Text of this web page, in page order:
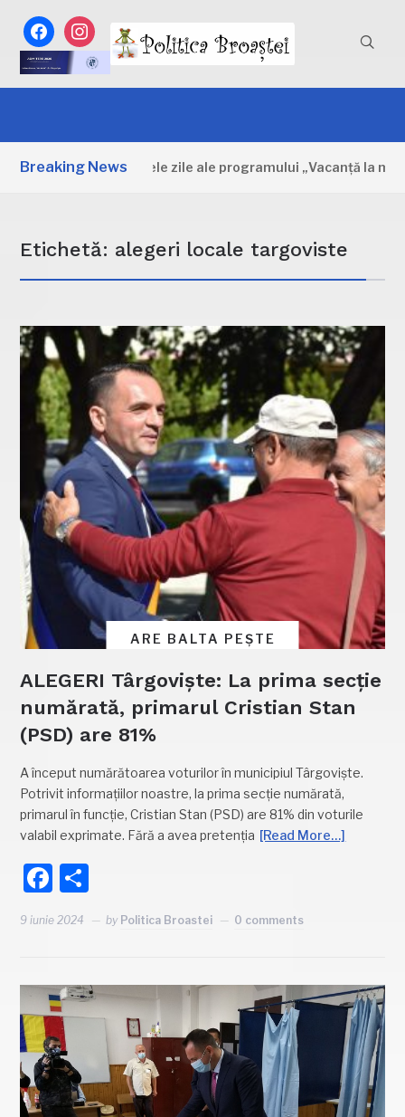
facebookinstagram
Breaking News
Dâmbovița: Primele zile ale programului „Vacanță la muzeu”
Etichetă: alegeri locale targoviste
ARE BALTA PEȘTE
ALEGERI Târgoviște: La prima secție
numărată, primarul Cristian Stan
(PSD) are 81%
A început numărătoarea voturilor în municipiul Târgoviște.
Potrivit informațiilor noastre, la prima secție numărată,
primarul în funcție, Cristian Stan (PSD) are 81% din voturile
valabil exprimate. Fără a avea pretenția [Read More…]
Facebook
9 iunie 2024 by Politica Broastei 0 comments